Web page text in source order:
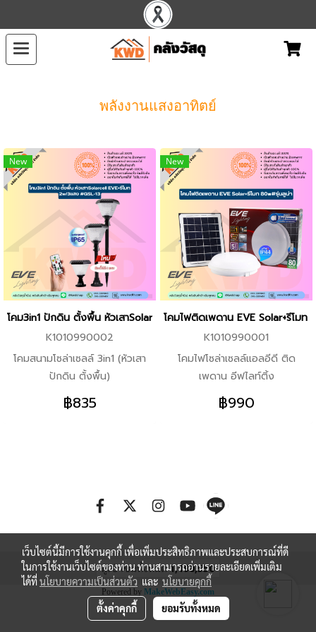
พลังงานแสงอาทิตย์
New
โคม3in1 ปักดิน ตั้งพื้น หัวเสาSolarcell EVE+รีโมท 2w/3แสง #GSL-13
K1010990002
โคมสนามโซล่าเซลล์ 3in1 (หัวเสา
ปักดิน ตั้งพื้น)
฿835
New
โคมไฟติดเพดาน EVE Solar+รีโมท
K1010990001
โคมไฟโซล่าเซลล์แอลอีดี ติด
เพดาน อีฟไลท์ติ้ง
฿990
ผู้เข้าชมทั้งหมด1,190,550
Powered by MakeWebEasy.com
เว็บไซต์นี้มีการใช้งานคุกกี้ เพื่อเพิ่มประสิทธิภาพและประสบการณ์ที่ดี
ในการใช้งานเว็บไซต์ของท่าน ท่านสามารถอ่านรายละเอียดเพิ่มเติม
ได้ที่นโยบายความเป็นส่วนตัว และ นโยบายคุกกี้
ตั้งค่าคุกกี้ ยอมรับทั้งหมด